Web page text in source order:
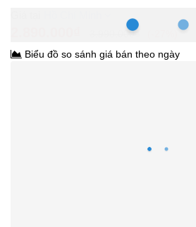
3.990.000₫
Biểu đồ so sánh giá bán theo ngày